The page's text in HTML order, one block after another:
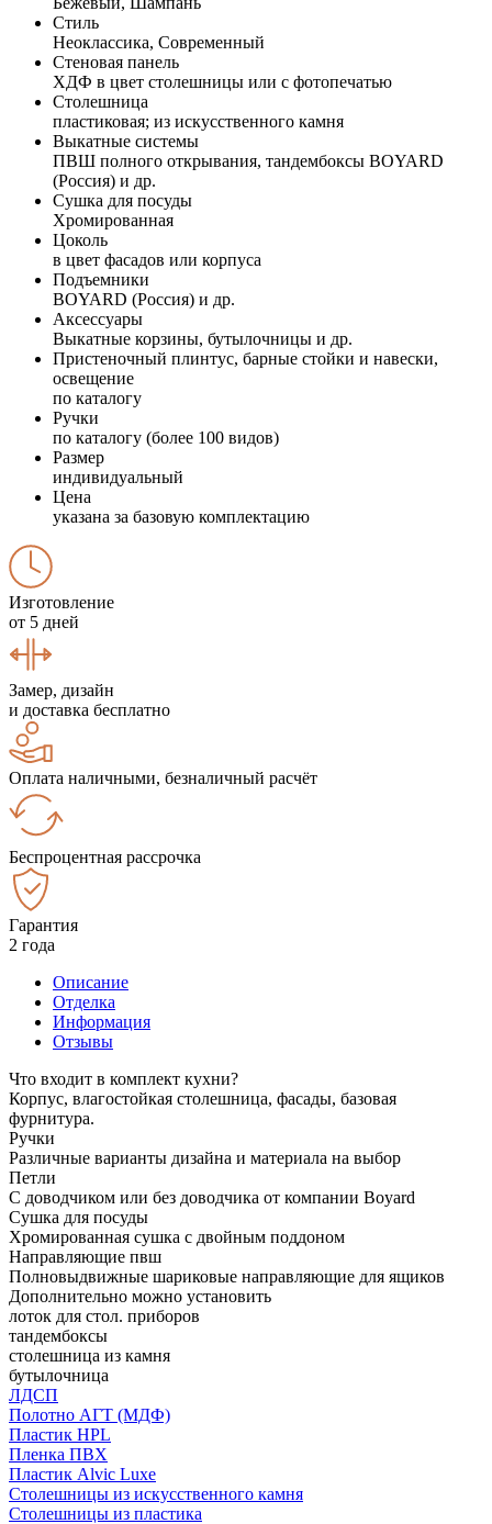
Стиль
Неоклассика, Современный
Стеновая панель
ХДФ в цвет столешницы или с фотопечатью
Столешница
пластиковая; из искусственного камня
Выкатные системы
ПВШ полного открывания, тандембоксы BOYARD
(Россия) и др.
Сушка для посуды
Хромированная
Цоколь
в цвет фасадов или корпуса
Подъемники
BOYARD (Россия) и др.
Аксессуары
Выкатные корзины, бутылочницы и др.
Пристеночный плинтус, барные стойки и навески,
освещение
по каталогу
Ручки
по каталогу (более 100 видов)
Размер
индивидуальный
Цена
указана за базовую комплектацию
Изготовление
от 5 дней
Замер, дизайн
и доставка бесплатно
Оплата наличными, безналичный расчёт
Беспроцентная рассрочка
Гарантия
2 года
Описание
Отделка
Информация
Отзывы
Что входит в комплект кухни?
Корпус, влагостойкая столешница, фасады, базовая
фурнитура.
Ручки
Различные варианты дизайна и материала на выбор
Петли
С доводчиком или без доводчика от компании Boyard
Сушка для посуды
Хромированная сушка с двойным поддоном
Направляющие пвш
Полновыдвижные шариковые направляющие для ящиков
Дополнительно можно установить
лоток для стол. приборов
тандембоксы
столешница из камня
бутылочница
ЛДСП
Полотно АГТ (МДФ)
Пластик HPL
Пленка ПВХ
Пластик Alvic Luxe
Столешницы из искусственного камня
Столешницы из пластика